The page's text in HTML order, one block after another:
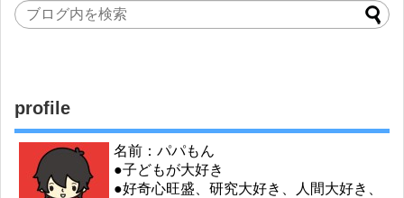
profile
名前：パパもん
●子どもが大好き
●好奇心旺盛、研究大好き、人間大好き、